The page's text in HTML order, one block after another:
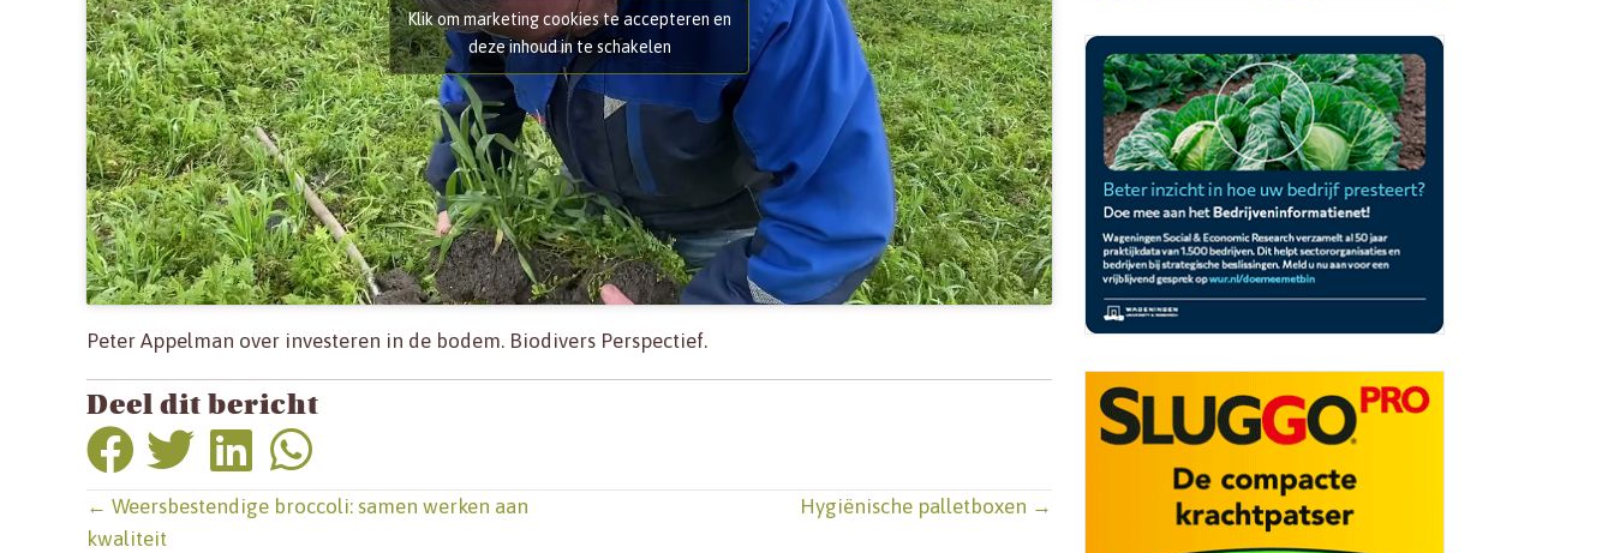
Klik om marketing cookies te accepteren en
deze inhoud in te schakelen
Peter Appelman over investeren in de bodem. Biodivers Perspectief.
Deel dit bericht
Posts
← Weersbestendige broccoli: samen werken aan
kwaliteit
Hygiënische palletboxen →